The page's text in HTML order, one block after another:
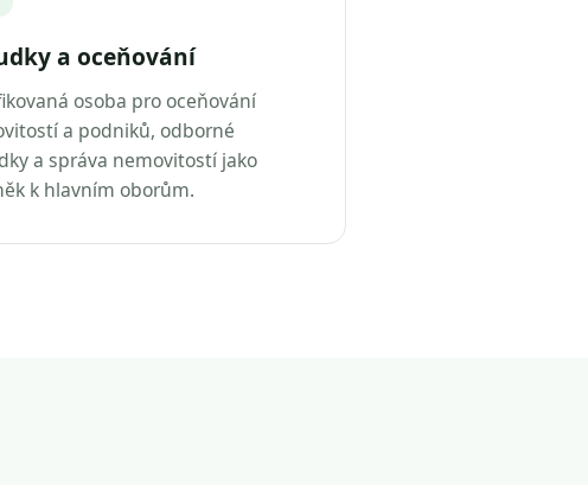
a oceňování
osoba pro oceňování
a podniků, odborné
a správa nemovitostí jako
k hlavním oborům.